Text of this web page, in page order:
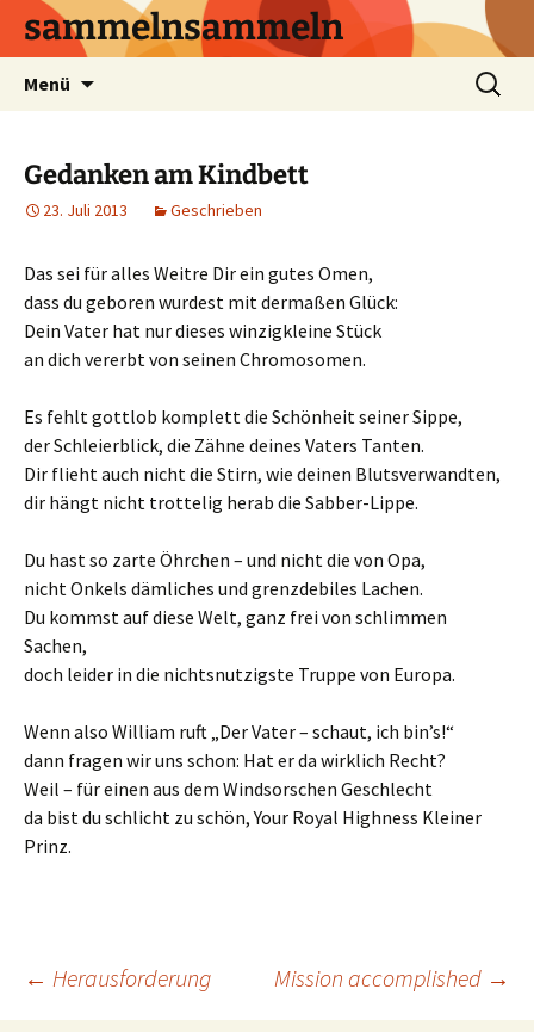
sammelnsammeln
Menü
Suchen
nach:
Gedanken am Kindbett
23. Juli 2013 Geschrieben
Das sei für alles Weitre Dir ein gutes Omen,
dass du geboren wurdest mit dermaßen Glück:
Dein Vater hat nur dieses winzigkleine Stück
an dich vererbt von seinen Chromosomen.
Es fehlt gottlob komplett die Schönheit seiner Sippe,
der Schleierblick, die Zähne deines Vaters Tanten.
Dir flieht auch nicht die Stirn, wie deinen Blutsverwandten,
dir hängt nicht trottelig herab die Sabber-Lippe.
Du hast so zarte Öhrchen – und nicht die von Opa,
nicht Onkels dämliches und grenzdebiles Lachen.
Du kommst auf diese Welt, ganz frei von schlimmen
Sachen,
doch leider in die nichtsnutzigste Truppe von Europa.
Wenn also William ruft „Der Vater – schaut, ich bin’s!“
dann fragen wir uns schon: Hat er da wirklich Recht?
Weil – für einen aus dem Windsorschen Geschlecht
da bist du schlicht zu schön, Your Royal Highness Kleiner
Prinz.
Beitrags-
← Herausforderung Mission accomplished →